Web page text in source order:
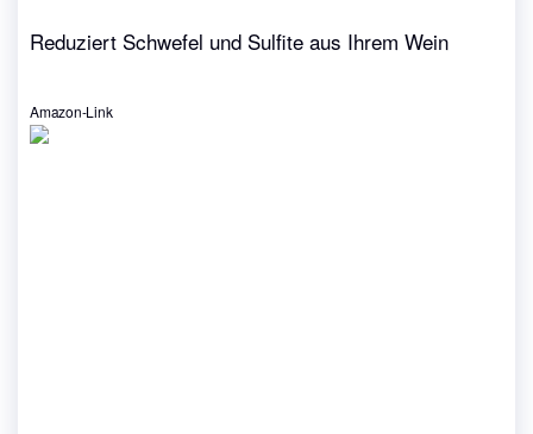
Reduziert Schwefel und Sulfite aus Ihrem Wein
Amazon-Link